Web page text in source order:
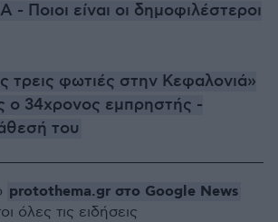
- Ποιοι είναι οι δημοφιλέστεροι
τρεις φωτιές στην Κεφαλονιά»
ο 34χρονος εμπρηστής -
του
protothema.gr στο Google News
όλες τις ειδήσεις